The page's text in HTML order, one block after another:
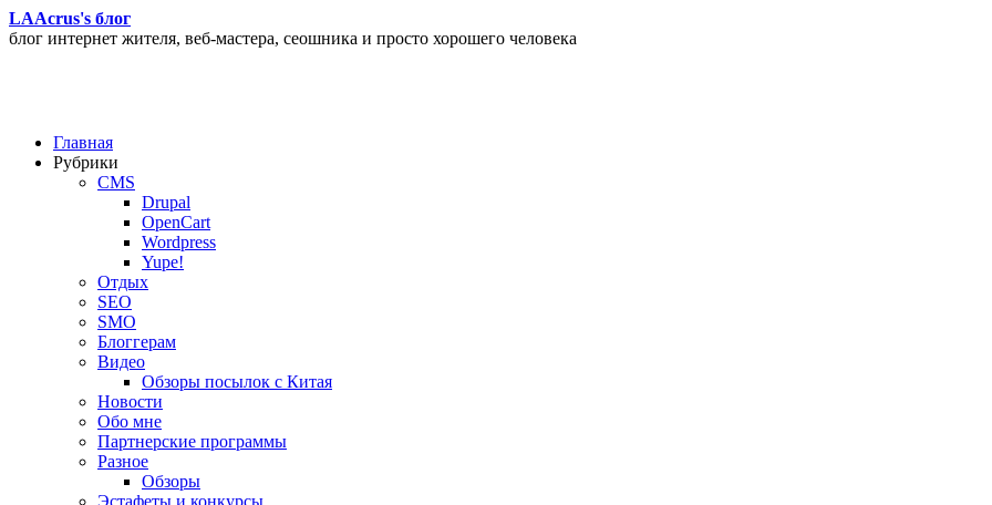
LAAcrus's блог
блог интернет жителя, веб-мастера, сеошника и просто хорошего человека
Главная
Рубрики
CMS
Drupal
OpenCart
Wordpress
Yupe!
Oтдых
SEO
SMO
Блоггерам
Видео
Обзоры посылок с Китая
Новости
Обо мне
Партнерские программы
Разное
Обзоры
Эстафеты и конкурсы